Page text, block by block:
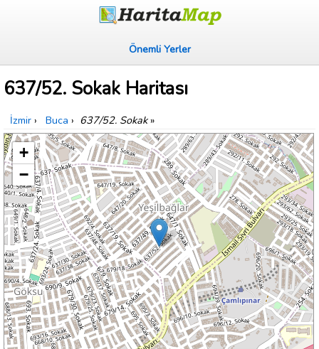
Önemli Yerler
637/52. Sokak Haritası
İzmir › Buca › 637/52. Sokak»
+
−